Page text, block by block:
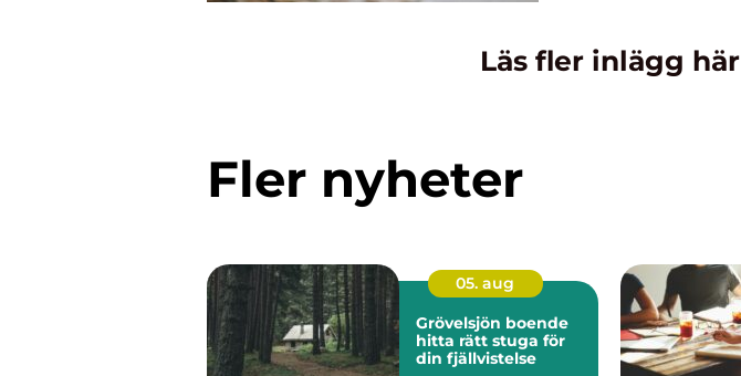
Läs fler inlägg här
Fler nyheter
05. aug
Grövelsjön boende
hitta rätt stuga för
din fjällvistelse